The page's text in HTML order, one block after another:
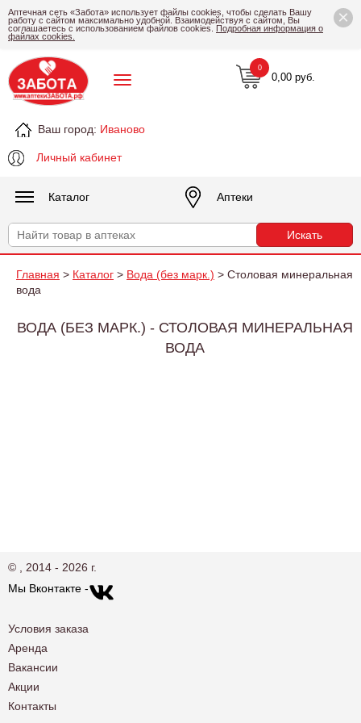
×
Аптечная сеть «Забота» использует файлы cookies, чтобы сделать Вашу
работу с сайтом максимально удобной. Взаимодействуя с сайтом, Вы
соглашаетесь с использованием файлов cookies. Подробная информация о
файлах cookies.
Ваш город: Иваново
Личный кабинет
0,00 руб.
0
Каталог Аптеки
Главная > Каталог > Вода (без марк.) > Столовая минеральная
вода
ВОДА (БЕЗ МАРК.) - СТОЛОВАЯ МИНЕРАЛЬНАЯ
ВОДА
© , 2014 - 2026 г.
Мы Вконтакте -
Условия заказа
Аренда
Вакансии
Акции
Контакты